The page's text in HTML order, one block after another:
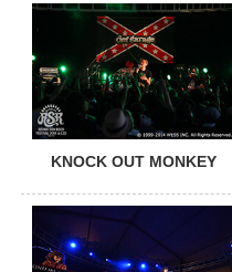
KNOCK OUT MONKEY
PHOTO
PHOTO